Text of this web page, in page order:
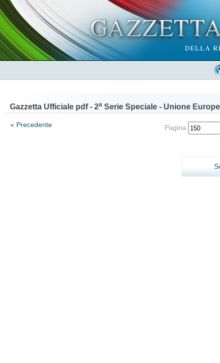
Gazzetta Ufficiale pdf - 2a Serie Speciale - Unione
« Precedente Pagina